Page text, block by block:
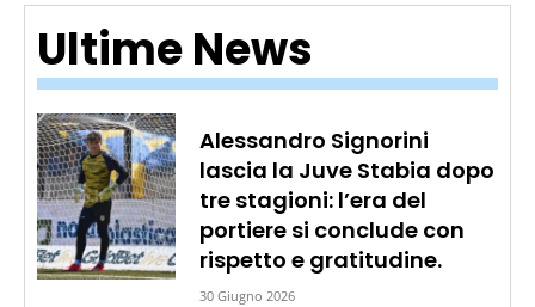
Ultime News
Alessandro Signorini
lascia la Juve Stabia dopo
tre stagioni: l’era del
portiere si conclude con
rispetto e gratitudine.
30 Giugno 2026